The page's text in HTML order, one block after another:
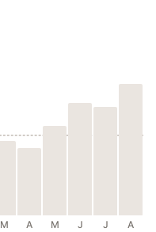
M A M J J A